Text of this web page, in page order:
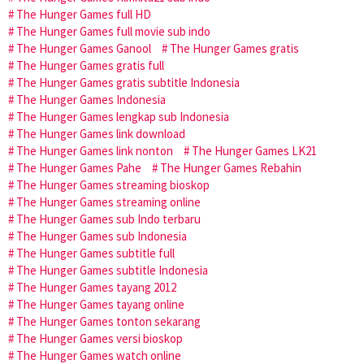
The Hunger Games full HD
The Hunger Games full movie sub indo
The Hunger Games Ganool
The Hunger Games gratis
The Hunger Games gratis full
The Hunger Games gratis subtitle Indonesia
The Hunger Games Indonesia
The Hunger Games lengkap sub Indonesia
The Hunger Games link download
The Hunger Games link nonton
The Hunger Games LK21
The Hunger Games Pahe
The Hunger Games Rebahin
The Hunger Games streaming bioskop
The Hunger Games streaming online
The Hunger Games sub Indo terbaru
The Hunger Games sub Indonesia
The Hunger Games subtitle full
The Hunger Games subtitle Indonesia
The Hunger Games tayang 2012
The Hunger Games tayang online
The Hunger Games tonton sekarang
The Hunger Games versi bioskop
The Hunger Games watch online